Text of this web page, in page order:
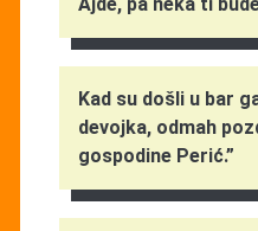
Kad su došli u bar
devojka, odmah
gospodine Perić.”